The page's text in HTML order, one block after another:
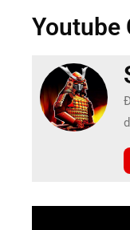
Youtube